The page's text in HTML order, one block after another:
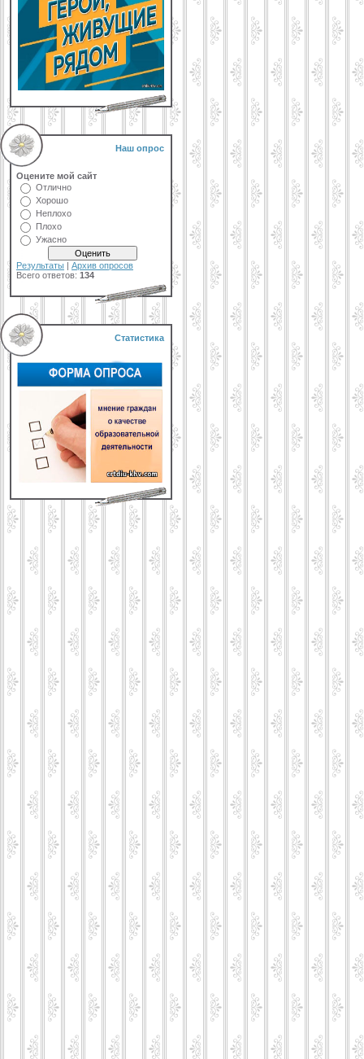
Наш опрос
Оцените мой сайт
Отлично
Хорошо
Неплохо
Плохо
Ужасно
Результаты | Архив опросов
Всего ответов: 134
Статистика